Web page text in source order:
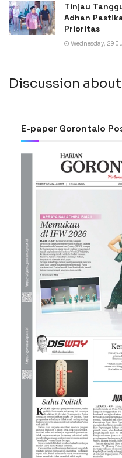
Tinjau
Adhan
Prioritas
Wednesday, 29
Discussion
E-paper Gorontalo